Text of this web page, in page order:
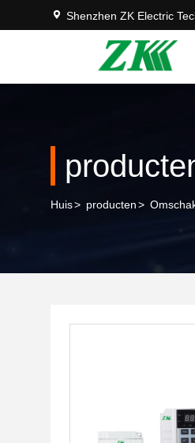
Shenzhen ZK Electric
Huis> producten>